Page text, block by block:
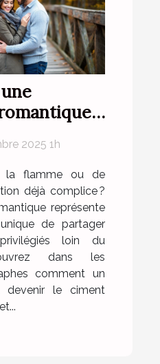
2025 1h
la flamme ou de
déjà complice ?
représente
de partager
loin du
dans les
comment un
le ciment